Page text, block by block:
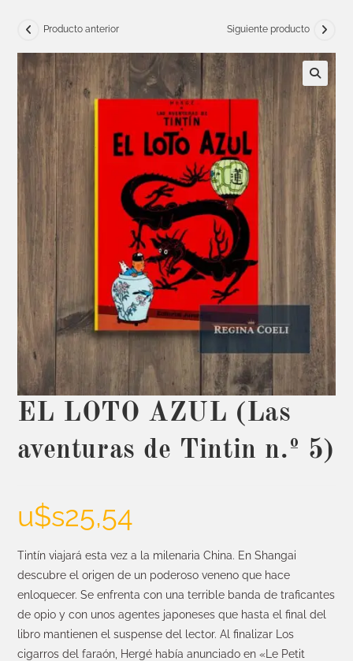
Producto anterior Siguiente producto
EL LOTO AZUL (Las
aventuras de Tintin n.º 5)
u$s25,54
Tintín viajará esta vez a la milenaria China. En Shangai
descubre el origen de un poderoso veneno que hace
enloquecer. Se enfrenta con una terrible banda de traficantes
de opio y con unos agentes japoneses que hasta el final del
libro mantienen el suspense del lector. Al finalizar Los
cigarros del faraón, Hergé había anunciado en «Le Petit